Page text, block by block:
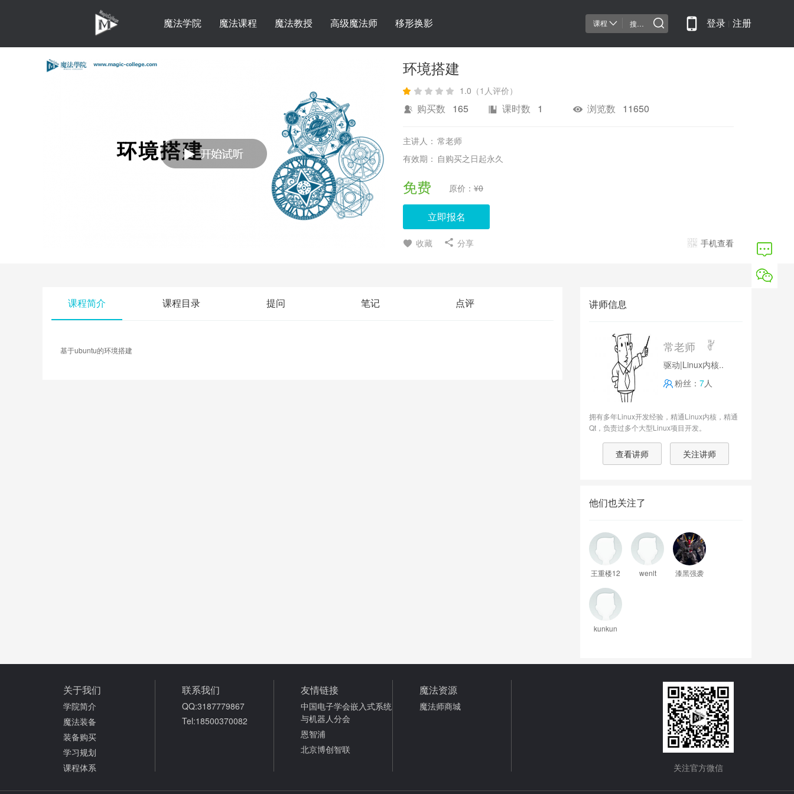
魔法学院 魔法课程 魔法教授 高级魔法师 移形换影 课程 登录 丨 注册
环境搭建
1.0 （1人评价）
购买数 165 课时数 1 浏览数 11650
主讲人： 常老师
有效期： 自购买之日起永久
免费 原价： ¥0
立即报名
收藏 分享 手机查看
课程简介 课程目录 提问 笔记 点评
基于ubuntu的环境搭建
讲师信息
常老师
驱动|Linux内核..
粉丝： 7人
拥有多年Linux开发经验，精通Linux内核，精通
Qt，负责过多个大型Linux项目开发。
查看讲师 关注讲师
他们也关注了
王重楼12 wenlt 漆黑强袭
kunkun
关于我们
学院简介
魔法装备
装备购买
学习规划
课程体系
联系我们
QQ:3187779867
Tel:18500370082
友情链接
中国电子学会嵌入式系统
与机器人分会
恩智浦
北京博创智联
魔法资源
魔法师商城
关注官方微信